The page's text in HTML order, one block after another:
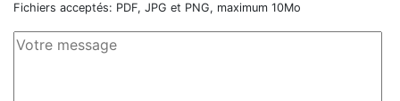
Fichiers acceptés: PDF, JPG et PNG, maximum 10Mo